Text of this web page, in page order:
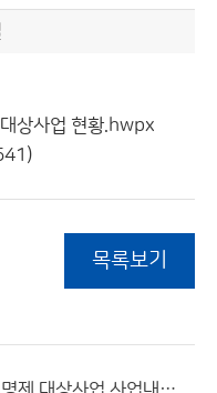
상사업 현황.hwpx
목록보기